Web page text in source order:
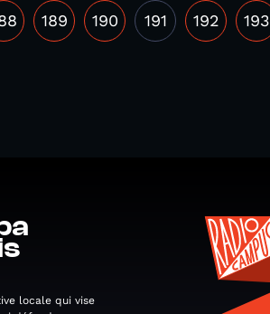
189 190 191 192 193
locale qui vise